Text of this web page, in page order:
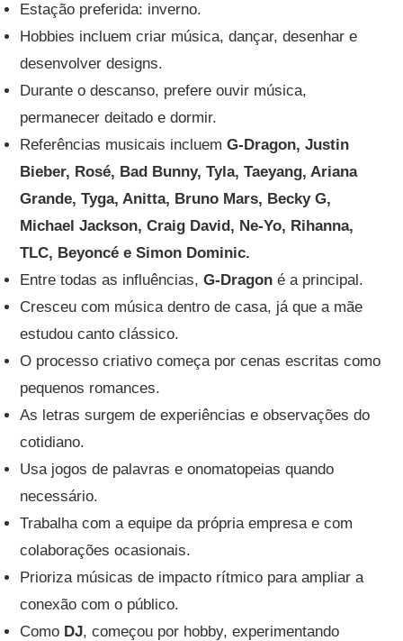
Estação preferida: inverno.
Hobbies incluem criar música, dançar, desenhar e
desenvolver designs.
Durante o descanso, prefere ouvir música,
permanecer deitado e dormir.
Referências musicais incluemG-Dragon, Justin
Bieber, Rosé, Bad Bunny, Tyla, Taeyang, Ariana
Grande, Tyga, Anitta, Bruno Mars, Becky G,
Michael Jackson, Craig David, Ne-Yo, Rihanna,
TLC, Beyoncé e Simon Dominic.
Entre todas as influências, G-Dragon é a principal.
Cresceu com música dentro de casa, já que a mãe
estudou canto clássico.
O processo criativo começa por cenas escritas como
pequenos romances.
As letras surgem de experiências e observações do
cotidiano.
Usa jogos de palavras e onomatopeias quando
necessário.
Trabalha com a equipe da própria empresa e com
colaborações ocasionais.
Prioriza músicas de impacto rítmico para ampliar a
conexão com o público.
Como DJ, começou por hobby, experimentando